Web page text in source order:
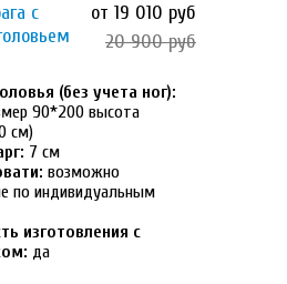
с
от 19 010 руб
20 900 руб
(без учета ног):
90*200 высота
см)
7 см
возможно
по индивидуальным
изготовления с
да